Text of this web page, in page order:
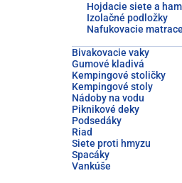
Hojdacie siete a
Izolačné podložky
Nafukovacie matrace
Bivakovacie vaky
Gumové kladivá
Kempingové stoličky
Kempingové stoly
Nádoby na vodu
Piknikové deky
Podsedáky
Riad
Siete proti hmyzu
Spacáky
Vankúše